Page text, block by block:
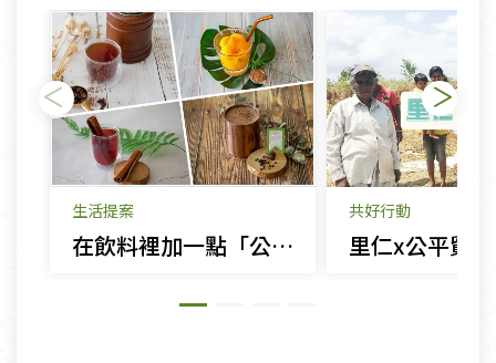
生活提案
在飲料裡加一點「公平貿易」，一口一口改變世界！
共好行動